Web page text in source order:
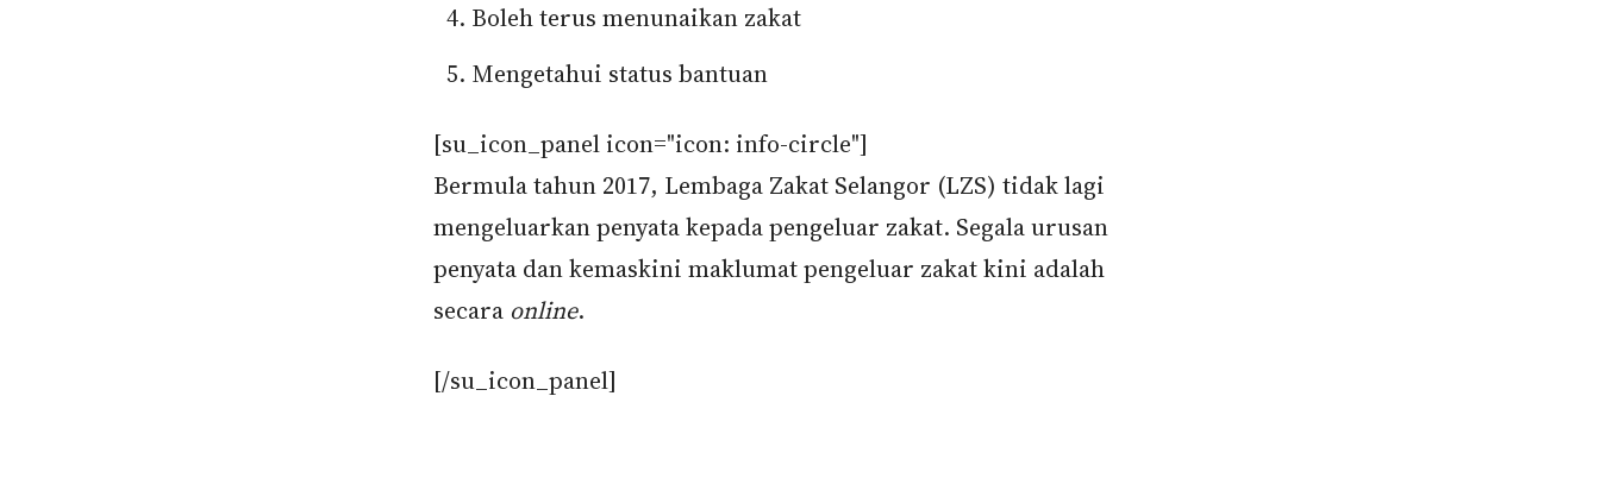
Boleh terus menunaikan zakat
Mengetahui status bantuan
[su_icon_panel icon="icon: info-circle"]
Bermula tahun 2017, Lembaga Zakat Selangor (LZS) tidak lagi
mengeluarkan penyata kepada pengeluar zakat. Segala urusan
penyata dan kemaskini maklumat pengeluar zakat kini adalah
secara online.
[/su_icon_panel]